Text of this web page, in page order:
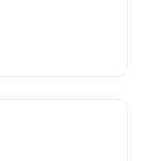
и бе з
не
данную